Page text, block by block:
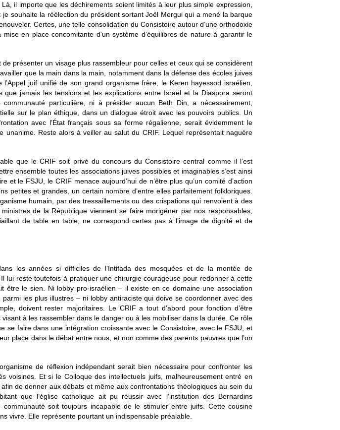
il importe que les déchirements soient limités à leur plus simple expression,
souhaite la réélection du président sortant Joël Mergui qui a mené la barque
Certes, une telle consolidation du Consistoire autour d’une orthodoxie
en place concomitante d’un système d’équilibres de nature à garantir le
présenter un visage plus rassembleur pour celles et ceux qui se considèrent
que la main dans la main, notamment dans la défense des écoles juives
juif unifié de son grand organisme frère, le Keren hayessod israélien,
jamais les tensions et les explications entre Israël et la Diaspora seront
particulière, ni à présider aucun Beth Din, a nécessairement,
sur le plan éthique, dans un dialogue étroit avec les pouvoirs publics. Un
avec l’État français sous sa forme régalienne, serait évidemment le
Reste alors à veiller au salut du CRIF. Lequel représentait naguère
que le CRIF soit privé du concours du Consistoire central comme il l’est
ensemble toutes les associations juives possibles et imaginables s’est ainsi
le FSJU, le CRIF menace aujourd’hui de n’être plus qu’un comité d’action
petites et grandes, un certain nombre d’entre elles parfaitement folkloriques.
humain, par des tressaillements ou des crispations qui renvoient à des
de la République viennent se faire morigéner par nos responsables,
de table en table, ne correspond certes pas à l’image de dignité et de
les années si difficiles de l’Intifada des mosquées et de la montée de
lui reste toutefois à pratiquer une chirurgie courageuse pour redonner à cette
le sien. Ni lobby pro-israélien – il existe en ce domaine une association
les plus illustres – ni lobby antiraciste qui doive se coordonner avec des
doivent rester majoritaires. Le CRIF a tout d’abord pour fonction d’être
à les rassembler dans le danger ou à les mobiliser dans la durée. Ce rôle
se faire dans une intégration croissante avec le Consistoire, avec le FSJU, et
place dans le débat entre nous, et non comme des parents pauvres que l’on
de réflexion indépendant serait bien nécessaire pour confronter les
voisines. Et si le Colloque des intellectuels juifs, malheureusement entré en
de donner aux débats et même aux confrontations théologiques au sein du
que l’église catholique ait pu réussir avec l’institution des Bernardins
soit toujours incapable de le stimuler entre juifs. Cette cousine
vivre. Elle représente pourtant un indispensable préalable.